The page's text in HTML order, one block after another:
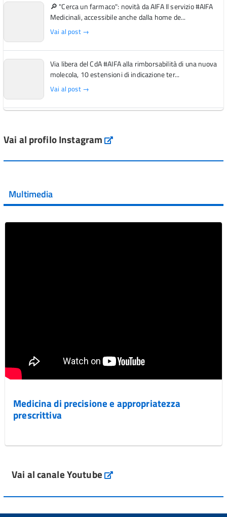
🔎 "Cerca un farmaco": novità da AIFA Il servizio #AIFA
Medicinali, accessibile anche dalla home de...
Vai al post →
Via libera del CdA #AIFA alla rimborsabilità di una nuova
molecola, 10 estensioni di indicazione ter...
Vai al post →
Vai al post →
Vai al post →
Vai al profilo Instagram Instagram
Multimedia
Medicina di precisione e appropriatezza
prescrittiva
Vai al canale Youtube